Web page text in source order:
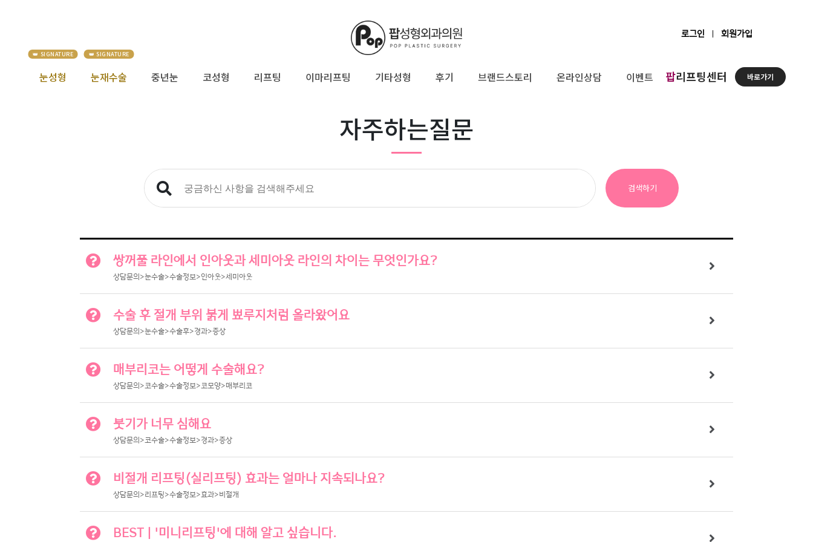
로그인 회원가입
눈성형 눈재수술 중년눈 코성형 리프팅 이마리프팅 기타성형 후기 브랜드스토리 온라인상담 이벤트 팝리프팅센터 바로가기
자주하는질문
검색하기
쌍꺼풀 라인에서 인아웃과 세미아웃 라인의 차이는 무엇인가요?
상담문의>눈수술>수술정보>인아웃>세미아웃
수술 후 절개 부위 붉게 뾰루지처럼 올라왔어요
상담문의>눈수술>수술후>경과>증상
매부리코는 어떻게 수술해요?
상담문의>코수술>수술정보>코모양>매부리코
붓기가 너무 심해요
상담문의>코수술>수술정보>경과>증상
비절개 리프팅(실리프팅) 효과는 얼마나 지속되나요?
상담문의>리프팅>수술정보>효과>비절개
BEST | '미니리프팅'에 대해 알고 싶습니다.